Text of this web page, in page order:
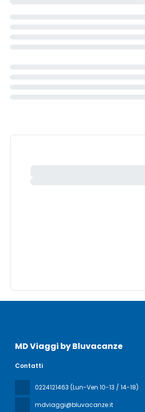
MD Viaggi by Bluvacanze
Contatti
0224121463 (Lun-Ven 10-13 / 14-18)
mdviaggi@bluvacanze.it